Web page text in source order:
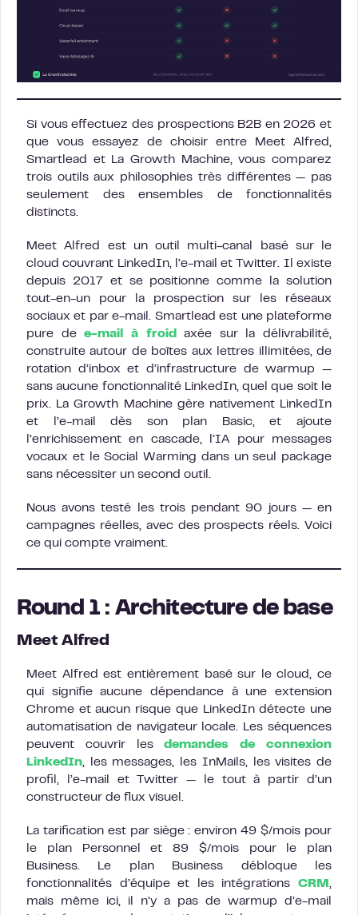
Si vous effectuez des prospections B2B en 2026 et
que vous essayez de choisir entre Meet Alfred,
Smartlead et La Growth Machine, vous comparez
trois outils aux philosophies très différentes — pas
seulement des ensembles de fonctionnalités
distincts.
Meet Alfred est un outil multi-canal basé sur le
cloud couvrant LinkedIn, l’e-mail et Twitter. Il existe
depuis 2017 et se positionne comme la solution
tout-en-un pour la prospection sur les réseaux
sociaux et par e-mail. Smartlead est une plateforme
pure dee-mail à froid
axée sur la délivrabilité,
construite autour de boîtes aux lettres illimitées, de
rotation d’inbox et d’infrastructure de warmup —
sans aucune fonctionnalité LinkedIn, quel que soit le
prix. La Growth Machine gère nativement LinkedIn
et l’e-mail dès son plan Basic, et ajoute
l’enrichissement en cascade, l’IA pour messages
vocaux et le Social Warming dans un seul package
sans nécessiter un second outil.
Nous avons testé les trois pendant 90 jours — en
campagnes réelles, avec des prospects réels. Voici
ce qui compte vraiment.
Round 1 : Architecture de base
Meet Alfred
Meet Alfred est entièrement basé sur le cloud, ce
qui signifie aucune dépendance à une extension
Chrome et aucun risque que LinkedIn détecte une
automatisation de navigateur locale. Les séquences
peuvent couvrir lesdemandes de connexion
LinkedIn, les messages, les InMails, les visites de
profil, l’e-mail et Twitter — le tout à partir d’un
constructeur de flux visuel.
La tarification est par siège : environ 49 $/mois pour
le plan Personnel et 89 $/mois pour le plan
Business. Le plan Business débloque les
fonctionnalités d’équipe et les intégrations CRM ,
mais même ici, il n’y a pas de warmup d’e-mail